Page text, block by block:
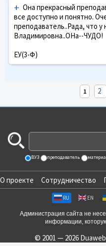
+ Она прекрасный
все доступно и понятно.
преподаватель..Рада, что у
Владимировна..ОНа--ЧУДО!
ЕУ(3-Ф)
1 2
ВУЗ преподаватель
О проекте Сотрудничество
RU EN
Администрация сайта не
информации,
© 2001 — 2026 Duaweb